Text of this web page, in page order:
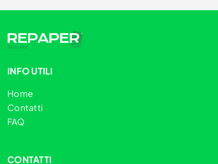
INFO UTILI
Home
Contatti
FAQ
CONTATTI